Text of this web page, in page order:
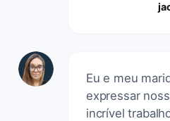
Eu e meu
expressar
incrível